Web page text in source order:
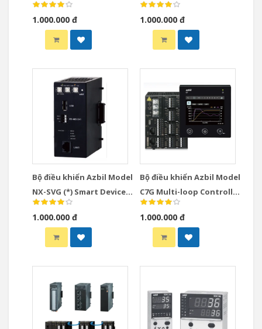
Recorders
1.000.000 đ
Recorders
1.000.000 đ
Bộ điều khiển Azbil Model
NX-SVG (*) Smart Device
Gateway
1.000.000 đ
Bộ điều khiển Azbil Model
C7G Multi-loop Controller
with Multifunction
Display Model
1.000.000 đ